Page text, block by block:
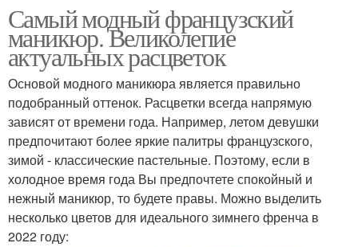
Самый модный французский
маникюр. Великолепие
актуальных расцветок
Основой модного маникюра является правильно
подобранный оттенок. Расцветки всегда напрямую
зависят от времени года. Например, летом девушки
предпочитают более яркие палитры французского,
зимой - классические пастельные. Поэтому, если в
холодное время года Вы предпочтете спокойный и
нежный маникюр, то будете правы. Можно выделить
несколько цветов для идеального зимнего френча в
2022 году: